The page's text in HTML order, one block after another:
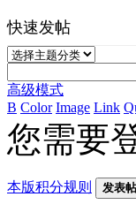
快速发帖
高级模式
B Color Image Link
您需要
本版积分规则 发表